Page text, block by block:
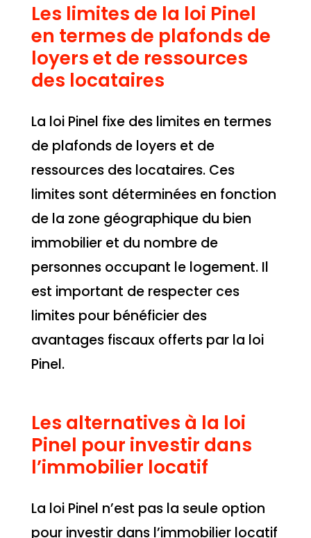
Les limites de la loi Pinel
en termes de plafonds de
loyers et de ressources
des locataires
La loi Pinel fixe des limites en termes
de plafonds de loyers et de
ressources des locataires. Ces
limites sont déterminées en fonction
de la zone géographique du bien
immobilier et du nombre de
personnes occupant le logement. Il
est important de respecter ces
limites pour bénéficier des
avantages fiscaux offerts par la loi
Pinel.
Les alternatives à la loi
Pinel pour investir dans
l’immobilier locatif
La loi Pinel n’est pas la seule option
pour investir dans l’immobilier locatif